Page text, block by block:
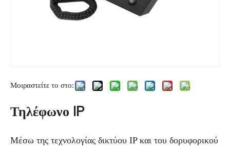
Μοιραστείτε το στο:
Τηλέφωνο IP
Μέσω της τεχνολογίας δικτύου IP και του δορυφορικού